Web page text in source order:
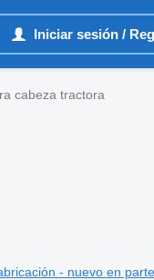
Iniciar sesión /
cabeza tractora
- nuevo en